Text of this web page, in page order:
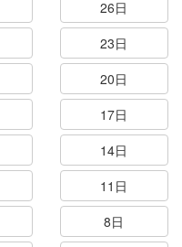
26日
23日
20日
17日
14日
11日
8日